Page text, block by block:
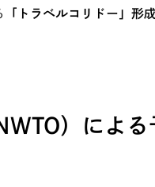
「トラベルコリドー」形成
）による